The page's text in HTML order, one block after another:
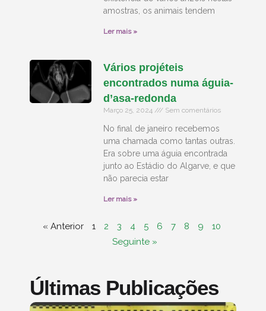
amostras, os animais tendem
Ler mais »
Vários projéteis
encontrados numa águia-
d’asa-redonda
Março 25, 2024 Sem comentários
No final de janeiro recebemos
uma chamada como tantas outras.
Era sobre uma águia encontrada
junto ao Estádio do Algarve, e que
não parecia estar
Ler mais »
« Anterior 1 2 3 4 5 6 7 8 9
10
Seguinte »
Últimas Publicações